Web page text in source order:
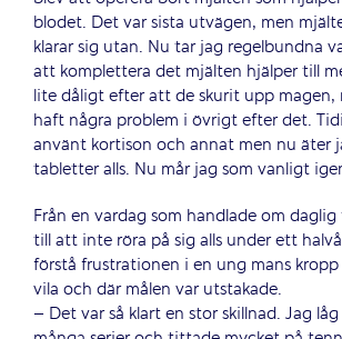
blodet. Det var sista utvägen, men
klarar sig utan. Nu tar jag regelbundna
att komplettera det mjälten hjälper till
lite dåligt efter att de skurit upp magen,
haft några problem i övrigt efter det.
använt kortison och annat men nu äter
tabletter alls. Nu mår jag som vanligt
Från en vardag som handlade om
till att inte röra på sig alls under ett
förstå frustrationen i en ung mans
vila och där målen var utstakade.
– Det var så klart en stor skillnad. Jag